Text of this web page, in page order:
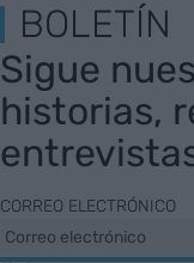
BOLETÍN
Sigue
historias,
CORREO ELECTRÓNICO